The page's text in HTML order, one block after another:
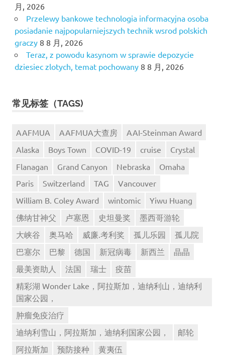
月, 2026
Przelewy bankowe technologia informacyjna osoba
posiadanie najpopularniejszych technik wsrod polskich
graczy 8 8 月, 2026
Teraz, z powodu kasynom w sprawie depozycie
dziesiec zlotych, temat pochowany 8 8 月, 2026
常见标签（TAGS)
AAFMUA AAFMUA大查房
AAI-Steinman Award
Alaska
Boys Town COVID-19 cruise
Crystal
Flanagan
Grand Canyon Nebraska
Omaha
Paris
Switzerland TAG
Vancouver
William B. Coley Award
wintomic
Yiwu Huang
佛纳甘神父
卢塞恩 史坦曼奖
墨西哥游轮
大峡谷
奥马哈 威廉.考利奖 孤儿乐园
孤儿院
巴塞尔
巴黎 德国 新冠病毒 新西兰
晶晶
最美资助人
法国 瑞士
疫苗
精彩湖 Wonder Lake，阿拉斯加，迪纳利山，迪纳利
国家公园，
肿瘤免疫治疗
迪纳利雪山，阿拉斯加，迪纳利国家公园，
邮轮
阿拉斯加
预防接种 黄夷伍